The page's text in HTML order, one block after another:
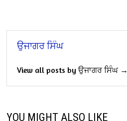
ਉਜਾਗਰ ਸਿੰਘ
View all posts by ਉਜਾਗਰ ਸਿੰਘ →
YOU MIGHT ALSO LIKE